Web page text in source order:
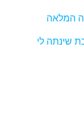
המלאה
שינתה לי